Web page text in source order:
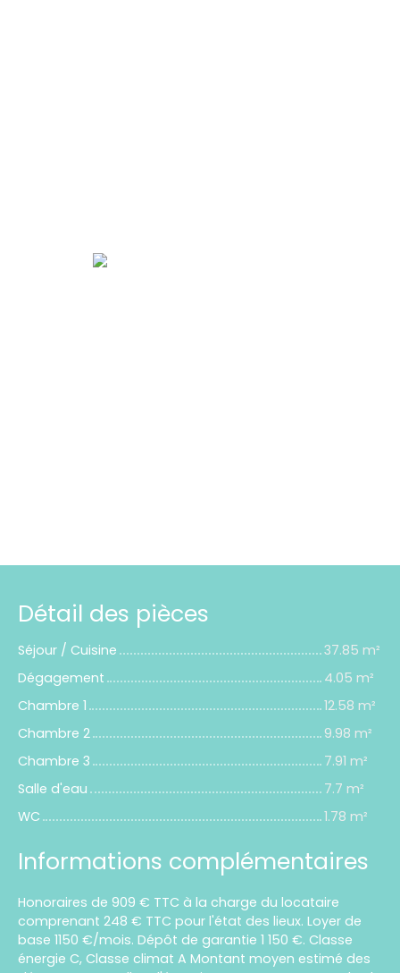
Détail des pièces
Séjour / Cuisine
37.85 m²
Dégagement
4.05 m²
Chambre 1
12.58 m²
Chambre 2
9.98 m²
Chambre 3
7.91 m²
Salle d'eau
7.7 m²
WC
1.78 m²
Informations complémentaires
Honoraires de 909 € TTC à la charge du locataire
comprenant 248 € TTC pour l'état des lieux. Loyer de
base 1150 €/mois. Dépôt de garantie 1 150 €. Classe
énergie C, Classe climat A Montant moyen estimé des